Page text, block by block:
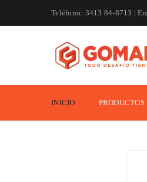
Teléfono: 3413 84-8713 |
INICIO PRODUCTOS